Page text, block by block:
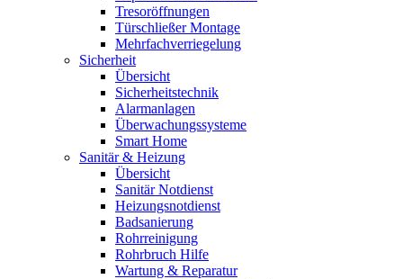
Tresoröffnungen
Türschließer Montage
Mehrfachverriegelung
Sicherheit
Übersicht
Sicherheitstechnik
Alarmanlagen
Überwachungssysteme
Smart Home
Sanitär & Heizung
Übersicht
Sanitär Notdienst
Heizungsnotdienst
Badsanierung
Rohrreinigung
Rohrbruch Hilfe
Wartung & Reparatur